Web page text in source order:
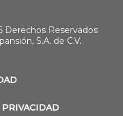
PRIVACIDAD
Derechos Reservados
S.A. de C.V.